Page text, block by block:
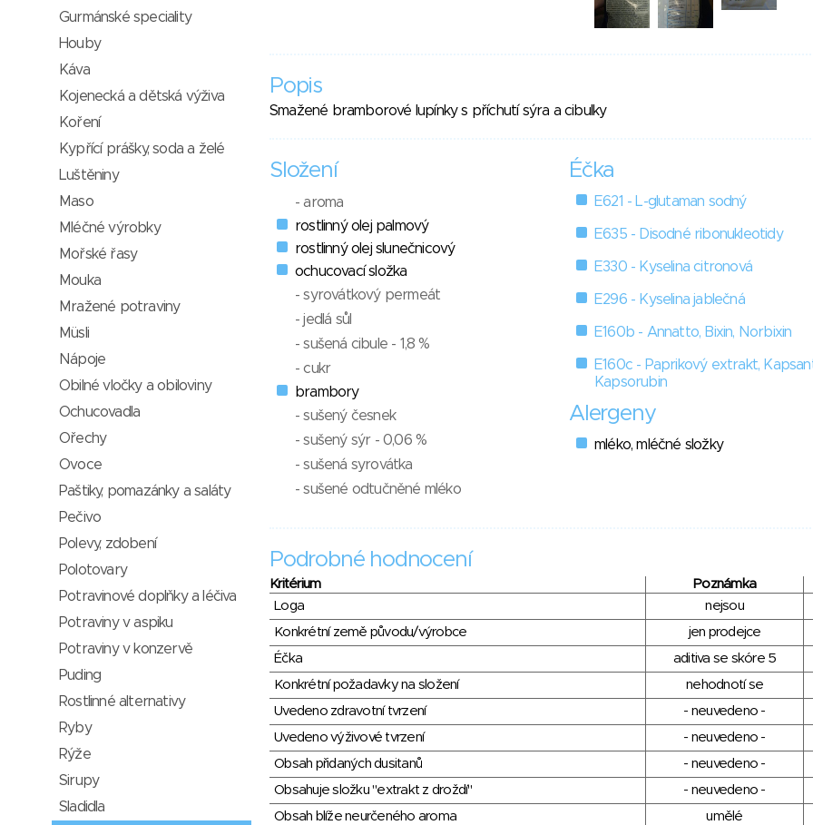
Popis
Smažené bramborové lupínky s příchutí sýra a cibulky
Složení
- aroma
rostlinný olej palmový
rostlinný olej slunečnicový
ochucovací složka
- syrovátkový permeát
- jedlá sůl
- sušená cibule - 1,8 %
- cukr
brambory
- sušený česnek
- sušený sýr - 0,06 %
- sušená syrovátka
- sušené odtučněné mléko
Éčka
E621 - L-glutaman sodný
E635 - Disodné ribonukleotidy
E330 - Kyselina citronová
E296 - Kyselina jablečná
E160b - Annatto, Bixin, Norbixin
E160c - Paprikový extrakt,
Kapsorubin
Alergeny
mléko, mléčné složky
Podrobné hodnocení
Kritérium Poznámka
Loga
nejsou
Konkrétní země původu/výrobce
jen prodejce
Éčka
aditiva se skóre 5
Konkrétní požadavky na složení
nehodnotí se
Uvedeno zdravotní tvrzení
- neuvedeno -
Uvedeno výživové tvrzení
- neuvedeno -
Obsah přidaných dusitanů
- neuvedeno -
Obsahuje složku "extrakt z droždí"
- neuvedeno -
Obsah blíže neurčeného aroma
umělé
Gurmánské speciality
Houby
Káva
Kojenecká a dětská výživa
Koření
Kypřící prášky, soda a želé
Luštěniny
Maso
Mléčné výrobky
Mořské řasy
Mouka
Mražené potraviny
Müsli
Nápoje
Obilné vločky a obiloviny
Ochucovadla
Ořechy
Ovoce
Paštiky, pomazánky a saláty
Pečivo
Polevy, zdobení
Polotovary
Potravinové doplňky a léčiva
Potraviny v aspiku
Potraviny v konzervě
Puding
Rostlinné alternativy
Ryby
Rýže
Sirupy
Sladidla